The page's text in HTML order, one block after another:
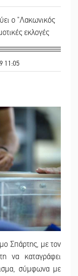
ο "Λακωνικός
εκλογές
11:05
Σπάρτης, με τον
να καταγράφει
σύμφωνα με